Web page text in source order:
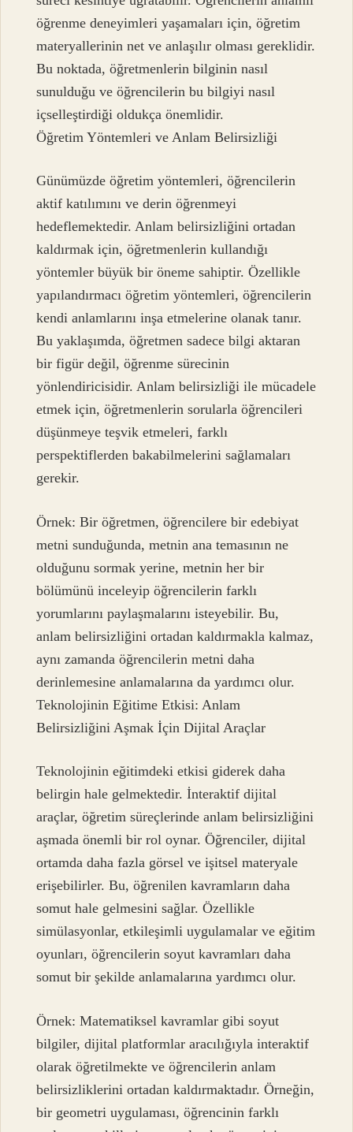
öğrenme deneyimleri yaşamaları için, öğretim
materyallerinin net ve anlaşılır olması gereklidir.
Bu noktada, öğretmenlerin bilginin nasıl
sunulduğu ve öğrencilerin bu bilgiyi nasıl
içselleştirdiği oldukça önemlidir.
Öğretim Yöntemleri ve Anlam Belirsizliği
Günümüzde öğretim yöntemleri, öğrencilerin
aktif katılımını ve derin öğrenmeyi
hedeflemektedir. Anlam belirsizliğini ortadan
kaldırmak için, öğretmenlerin kullandığı
yöntemler büyük bir öneme sahiptir. Özellikle
yapılandırmacı öğretim yöntemleri, öğrencilerin
kendi anlamlarını inşa etmelerine olanak tanır.
Bu yaklaşımda, öğretmen sadece bilgi aktaran
bir figür değil, öğrenme sürecinin
yönlendiricisidir. Anlam belirsizliği ile mücadele
etmek için, öğretmenlerin sorularla öğrencileri
düşünmeye teşvik etmeleri, farklı
perspektiflerden bakabilmelerini sağlamaları
gerekir.
Örnek: Bir öğretmen, öğrencilere bir edebiyat
metni sunduğunda, metnin ana temasının ne
olduğunu sormak yerine, metnin her bir
bölümünü inceleyip öğrencilerin farklı
yorumlarını paylaşmalarını isteyebilir. Bu,
anlam belirsizliğini ortadan kaldırmakla kalmaz,
aynı zamanda öğrencilerin metni daha
derinlemesine anlamalarına da yardımcı olur.
Teknolojinin Eğitime Etkisi: Anlam
Belirsizliğini Aşmak İçin Dijital Araçlar
Teknolojinin eğitimdeki etkisi giderek daha
belirgin hale gelmektedir. İnteraktif dijital
araçlar, öğretim süreçlerinde anlam belirsizliğini
aşmada önemli bir rol oynar. Öğrenciler, dijital
ortamda daha fazla görsel ve işitsel materyale
erişebilirler. Bu, öğrenilen kavramların daha
somut hale gelmesini sağlar. Özellikle
simülasyonlar, etkileşimli uygulamalar ve eğitim
oyunları, öğrencilerin soyut kavramları daha
somut bir şekilde anlamalarına yardımcı olur.
Örnek: Matematiksel kavramlar gibi soyut
bilgiler, dijital platformlar aracılığıyla interaktif
olarak öğretilmekte ve öğrencilerin anlam
belirsizliklerini ortadan kaldırmaktadır. Örneğin,
bir geometri uygulaması, öğrencinin farklı